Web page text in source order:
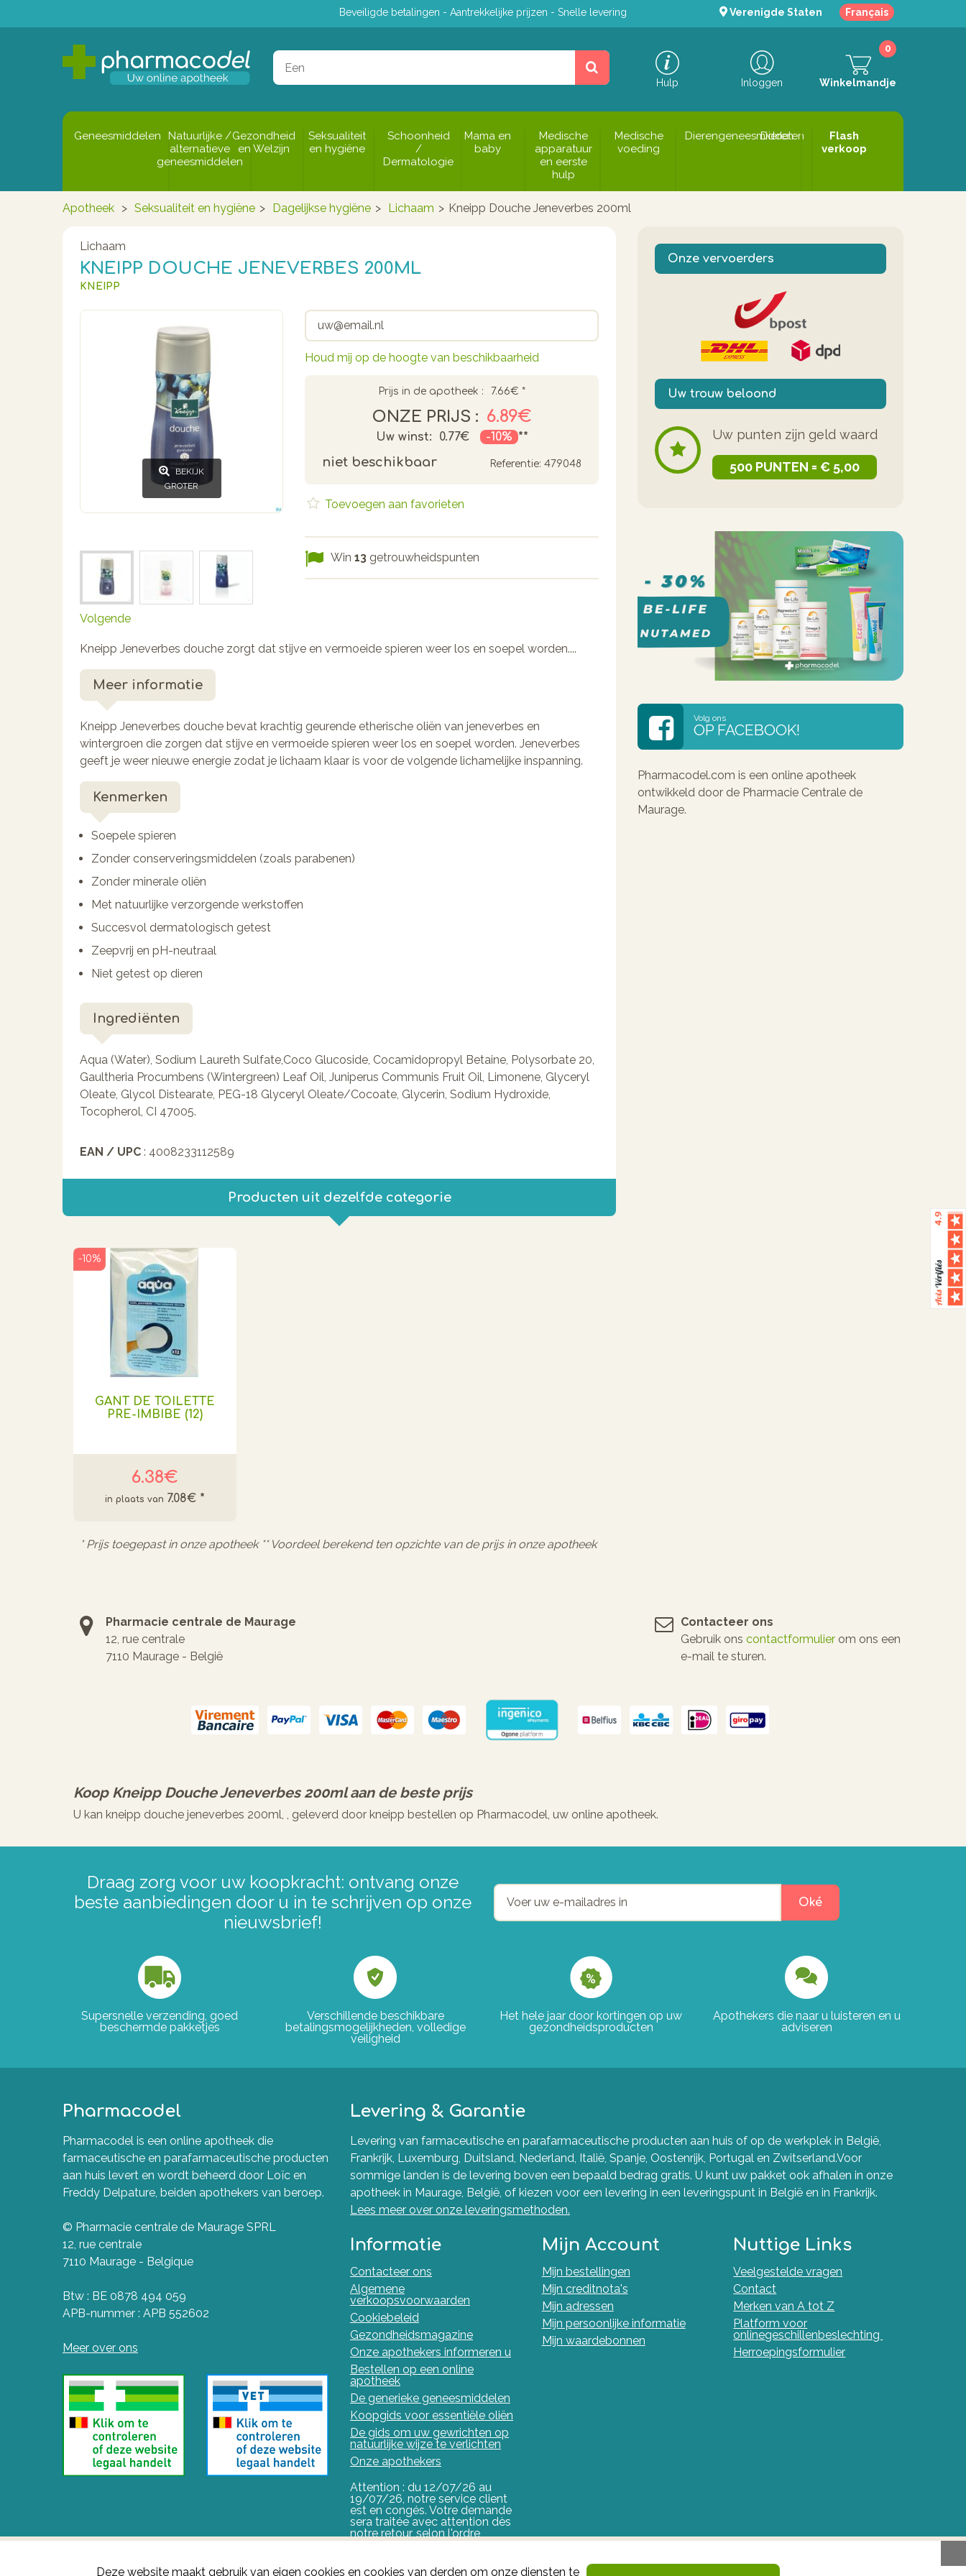
Beveiligde betalingen - Aantrekkelijke prijzen - Snelle levering Verenigde Staten Français
Hulp Inloggen Winkelmandje
0
Geneesmiddelen
Natuurlijke /
alternatieve
geneesmiddelen
Gezondheid
en Welzijn
Seksualiteit
en hygiëne
Schoonheid
/
Dermatologie
Mama en
baby
Medische
apparatuur
en eerste
hulp
Medische
voeding
Dierengeneesmiddelen
Dieren
Flash
verkoop
Apotheek > Seksualiteit en hygiëne > Dagelijkse hygiëne > Lichaam > Kneipp Douche Jeneverbes 200ml
Lichaam
KNEIPP DOUCHE JENEVERBES 200ML
KNEIPP
BEKIJK
GROTER
Volgende
Prijs in de apotheek : 7.66€ *
ONZE PRIJS : 6.89€
Uw winst: 0.77€ -10% **
niet beschikbaar Referentie: 479048
Houd mij op de hoogte van beschikbaarheid
Toevoegen aan favorieten
Win13 getrouwheidspunten
Kneipp Jeneverbes douche zorgt dat stijve en vermoeide spieren weer los en soepel worden....
Meer informatie
Kneipp Jeneverbes douche bevat krachtig geurende etherische oliën van jeneverbes en
wintergroen die zorgen dat stijve en vermoeide spieren weer los en soepel worden. Jeneverbes
geeft je weer nieuwe energie zodat je lichaam klaar is voor de volgende lichamelijke inspanning.
Kenmerken
Soepele spieren
Zonder conserveringsmiddelen (zoals parabenen)
Zonder minerale oliën
Met natuurlijke verzorgende werkstoffen
Succesvol dermatologisch getest
Zeepvrij en pH-neutraal
Niet getest op dieren
Ingrediënten
Aqua (Water), Sodium Laureth Sulfate,Coco Glucoside, Cocamidopropyl Betaine, Polysorbate 20,
Gaultheria Procumbens (Wintergreen) Leaf Oil, Juniperus Communis Fruit Oil, Limonene, Glyceryl
Oleate, Glycol Distearate, PEG-18 Glyceryl Oleate/Cocoate, Glycerin, Sodium Hydroxide,
Tocopherol, CI 47005.
EAN / UPC : 4008233112589
Producten uit dezelfde categorie
GANT DE TOILETTE
PRE-IMBIBE (12)
6.38€
-10%
7.08€ *
* Prijs toegepast in onze apotheek ** Voordeel berekend ten opzichte van de prijs in onze apotheek
Onze vervoerders
Uw trouw beloond
Uw punten zijn geld waard
500 PUNTEN = € 5,00
Volg ons
OP FACEBOOK!
Pharmacodel.com is een online apotheek
ontwikkeld door de Pharmacie Centrale de
Maurage.
Pharmacie centrale de Maurage
12, rue centrale
7110 Maurage - België
Contacteer ons
Gebruik ons contactformulier om ons een
e-mail te sturen.
Koop Kneipp Douche Jeneverbes 200mlaan de beste prijs
U kan kneipp douche jeneverbes 200ml, , geleverd door kneipp bestellen op Pharmacodel, uw online apotheek.
Draag zorg voor uw koopkracht: ontvang onze
beste aanbiedingen door u in te schrijven op onze
nieuwsbrief!
Oké
Supersnelle verzending, goed
beschermde pakketjes
Verschillende beschikbare
betalingsmogelijkheden, volledige
veiligheid
Het hele jaar door kortingen op uw
gezondheidsproducten
Apothekers die naar u luisteren en u
adviseren
Pharmacodel
Pharmacodel is een online apotheek die
farmaceutische en parafarmaceutische producten
aan huis levert en wordt beheerd door Loïc en
Freddy Delpature, beiden apothekers van beroep.
© Pharmacie centrale de Maurage SPRL
12, rue centrale
7110 Maurage - Belgique
Btw : BE 0878 494 059
APB-nummer : APB 552602
Meer over ons
Levering & Garantie
Levering van farmaceutische en parafarmaceutische producten aan huis of op de werkplek in België,
Frankrijk, Luxemburg, Duitsland, Nederland, Italië, Spanje, Oostenrijk, Portugal en Zwitserland.Voor
sommige landen is de levering boven een bepaald bedrag gratis. U kunt uw pakket ook afhalen in onze
apotheek in Maurage, België, of kiezen voor een levering in een leveringspunt in België en in Frankrijk.
Lees meer over onze leveringsmethoden.
Deze website maakt gebruik van eigen cookies en cookies van derden om onze diensten te
Informatie
Contacteer ons
Algemene
verkoopsvoorwaarden
Cookiebeleid
Gezondheidsmagazine
Onze apothekers informeren u
Bestellen op een online
apotheek
De generieke geneesmiddelen
Koopgids voor essentiële oliën
De gids om uw gewrichten op
natuurlijke wijze te verlichten
Onze apothekers
Attention : du 12/07/26 au
19/07/26, notre service client
est en congés. Votre demande
sera traitée avec attention dès
notre retour, selon l'ordre
d'arrivée.
Mijn Account
Mijn bestellingen
Mijn creditnota's
Mijn adressen
Mijn persoonlijke informatie
Mijn waardebonnen
Nuttige Links
Veelgestelde vragen
Contact
Merken van A tot Z
Platform voor
onlinegeschillenbeslechting
Herroepingsformulier